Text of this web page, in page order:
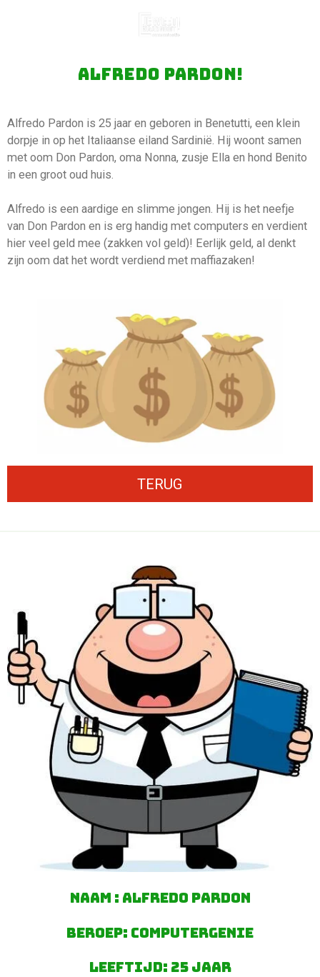
Alfredo Pardon!
Alfredo Pardon is 25 jaar en geboren in Benetutti, een klein
dorpje in op het Italiaanse eiland Sardinië. Hij woont samen
met oom Don Pardon, oma Nonna, zusje Ella en hond Benito
in een groot oud huis.
Alfredo is een aardige en slimme jongen. Hij is het neefje
van Don Pardon en is erg handig met computers en verdient
hier veel geld mee (zakken vol geld)! Eerlijk geld, al denkt
zijn oom dat het wordt verdiend met maffiazaken!
TERUG
naam : alfredo Pardon
beroep: computergenie
Leeftijd: 25 jaar